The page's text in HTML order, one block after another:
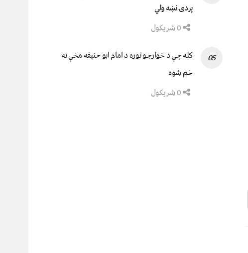
پردۍ نښه ولي
کله چې د خوارجو توره د امام ابو حنیفه مخې ته
خم شوه